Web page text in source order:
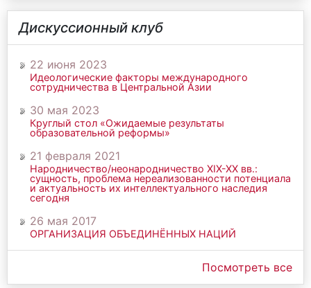
Дискуссионный клуб
22 июня 2023
Идеологические факторы международного
сотрудничества в Центральной Азии
30 мая 2023
Круглый стол «Ожидаемые результаты
образовательной реформы»
21 февраля 2021
Народничество/неонародничество ХIХ-ХХ вв.:
сущность, проблема нереализованности потенциала
и актуальность их интеллектуального наследия
сегодня
26 мая 2017
ОРГАНИЗАЦИЯ ОБЪЕДИНЁННЫХ НАЦИЙ
Посмотреть все